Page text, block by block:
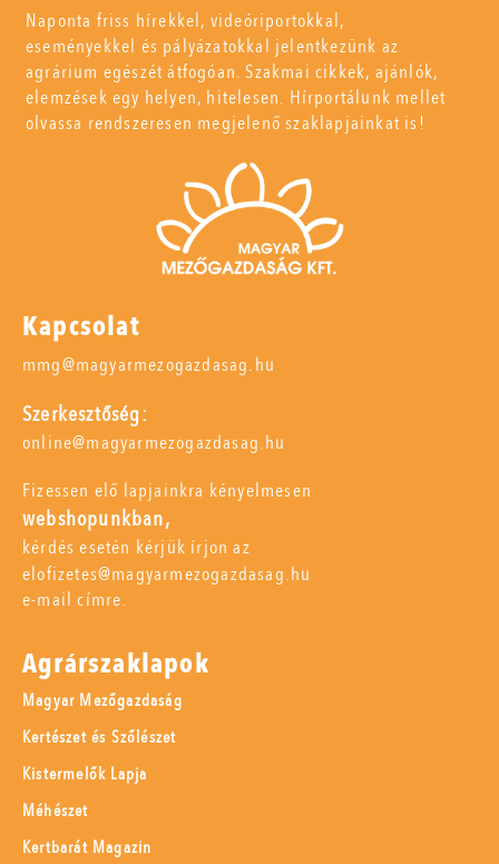
Naponta friss hírekkel, videóriportokkal,
eseményekkel és pályázatokkal jelentkezünk az
agrárium egészét átfogóan. Szakmai cikkek, ajánlók,
elemzések egy helyen, hitelesen. Hírportálunk mellet
olvassa rendszeresen megjelenő szaklapjainkat is!
Kapcsolat
mmg@magyarmezogazdasag.hu
Szerkesztőség:
online@magyarmezogazdasag.hu
Fizessen elő lapjainkra kényelmesen
webshopunkban,
kérdés esetén kérjük írjon az
elofizetes@magyarmezogazdasag.hu
e-mail címre.
Agrárszaklapok
Magyar Mezőgazdaság
Kertészet és Szőlészet
Kistermelők Lapja
Méhészet
Kertbarát Magazin